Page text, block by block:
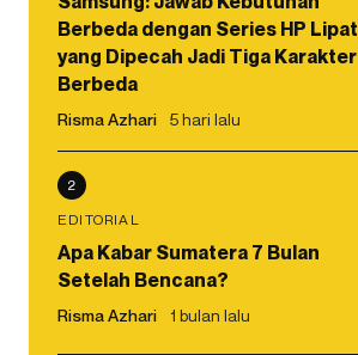
Berbeda dengan Series HP Lipat
yang Dipecah Jadi Tiga Karakter
Berbeda
Risma Azhari 5 hari lalu
2
EDITORIAL
Apa Kabar Sumatera 7 Bulan
Setelah Bencana?
Risma Azhari 1 bulan lalu